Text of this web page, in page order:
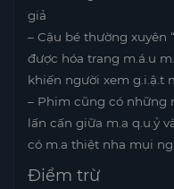
giả
– Cậu bé thường xuyên
được hóa trang m.á.u
khiến người xem g.i.ậ.t
– Phim cũng có những
lấn cấn giữa m.a q.u.ỷ
có m.a thiệt nha mụi
Điểm trừ